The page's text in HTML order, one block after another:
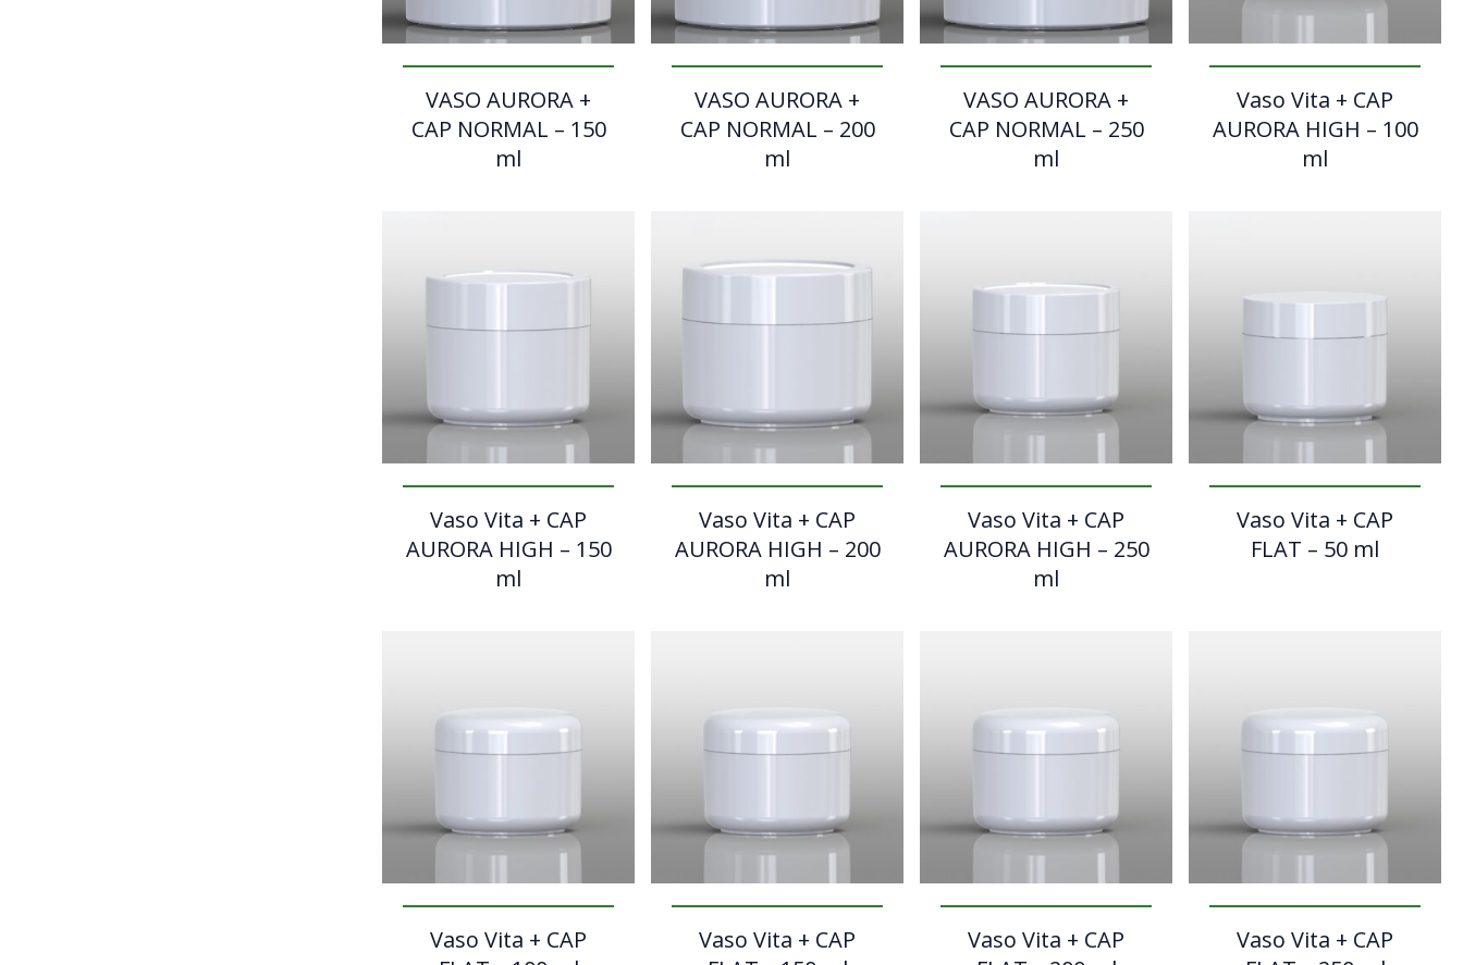
VASO AURORA +
CAP NORMAL – 150
ml
VASO AURORA +
CAP NORMAL – 200
ml
VASO AURORA +
CAP NORMAL – 250
ml
Vaso Vita + CAP
AURORA HIGH – 100
ml
Vaso Vita + CAP
AURORA HIGH – 150
ml
Vaso Vita + CAP
AURORA HIGH – 200
ml
Vaso Vita + CAP
AURORA HIGH – 250
ml
Vaso Vita + CAP
FLAT – 50 ml
Vaso Vita + CAP
Vaso Vita + CAP
Vaso Vita + CAP
Vaso Vita + CAP